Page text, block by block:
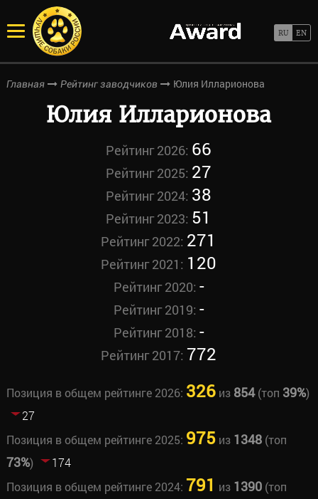
Главная Рейтинг заводчиков Юлия Илларионова
Юлия Илларионова
Рейтинг 2026: 66
Рейтинг 2025: 27
Рейтинг 2024: 38
Рейтинг 2023: 51
Рейтинг 2022: 271
Рейтинг 2021: 120
Рейтинг 2020: -
Рейтинг 2019: -
Рейтинг 2018: -
Рейтинг 2017: 772
Позиция в общем рейтинге 2026: 326из 854(топ 39%)
27
Позиция в общем рейтинге 2025: 975из 1348(топ
73%)
174
Позиция в общем рейтинге 2024: 791 из 1390(топ